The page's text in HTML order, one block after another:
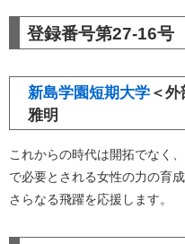
登録番号第27-16
新島学園短期大学 ＜
雅明
これからの時代は開拓でなく
で必要とされる女性の力の育
さらなる飛躍を応援します。